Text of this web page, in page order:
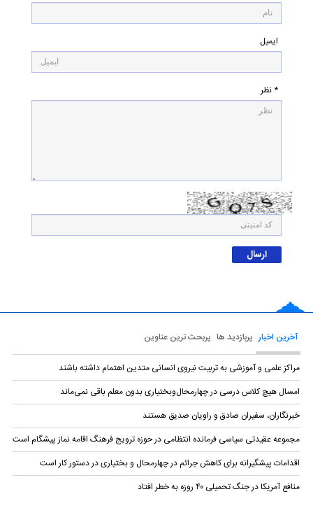
ایمیل
* نظر
آخرین اخبار پربازدید ها پربحث ترین عناوین
مراکز علمی و آموزشی به تربیت نیروی انسانی متدین اهتمام داشته باشند
امسال هیچ کلاس درسی در چهارمحال‌وبختیاری بدون معلم باقی نمی‌ماند
خبرنگاران، سفیران صادق و راویان صدیق هستند
مجموعه عقیدتی سیاسی فرمانده انتظامی در حوزه ترویج فرهنگ اقامه نماز پیشگام است
اقدامات پیشگیرانه برای کاهش جرائم در چهارمحال و بختیاری در دستور کار است
منافع آمریکا در جنگ تحمیلی ۴۰ روزه به خطر افتاد